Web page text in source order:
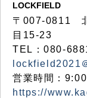
LOCKFIELD
〒007-0811
目15-23
TEL：080-
lockfield2021
営業時間：
https://